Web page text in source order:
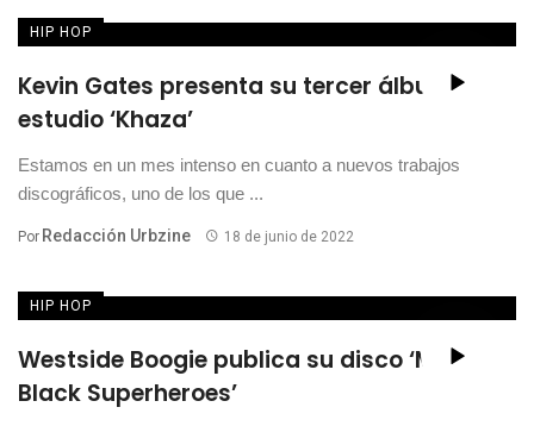
HIP HOP
Kevin Gates presenta su tercer álbum de
estudio ‘Khaza’
Estamos en un mes intenso en cuanto a nuevos trabajos
discográficos, uno de los que ...
Por Redacción Urbzine 18 de junio de 2022
HIP HOP
Westside Boogie publica su disco ‘More
Black Superheroes’